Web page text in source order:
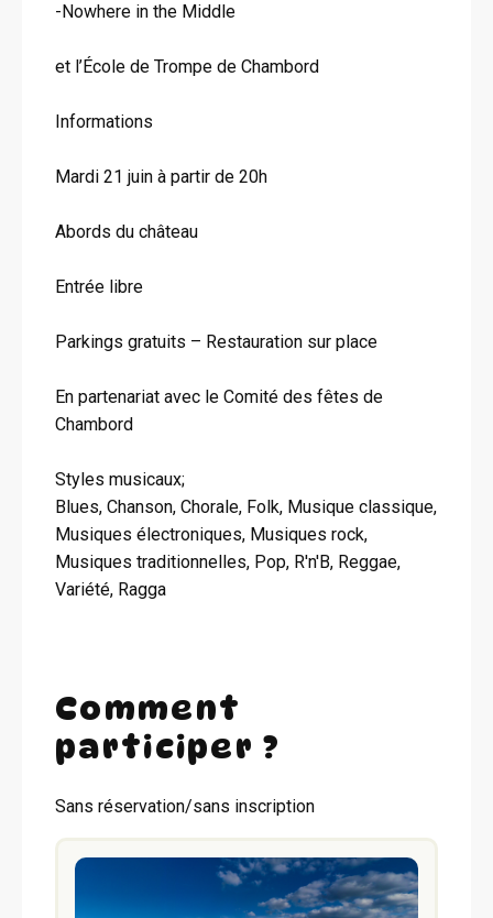
-Nowhere in the Middle
et l’École de Trompe de Chambord
Informations
Mardi 21 juin à partir de 20h
Abords du château
Entrée libre
Parkings gratuits – Restauration sur place
En partenariat avec le Comité des fêtes de
Chambord
Styles musicaux;
Blues, Chanson, Chorale, Folk, Musique classique,
Musiques électroniques, Musiques rock,
Musiques traditionnelles, Pop, R'n'B, Reggae,
Variété, Ragga
Comment
participer ?
Sans réservation/sans inscription